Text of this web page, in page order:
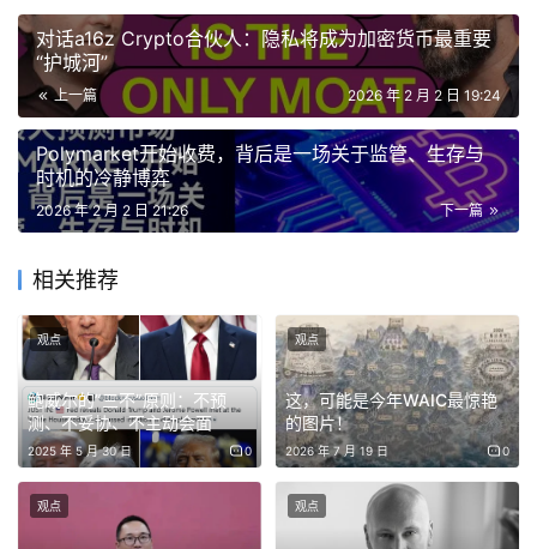
而禁止人类入内的产品设定迅速聚集了吃瓜群众。一方面，
人类好奇AI在脱离人类干预后会产生怎样的社会形态；另一
方面，这种AI创作的“镜中故事”，也让Moltbook成为了一
场极具观赏性的社会实验。
Moltbook创始人Matt Schlicht的背景也放大着市场关注
Messenger、SMS等渠道提供营销解决方案。同时，他也
是AI基金Theory Forge VC的联创，并在AI Agent领域有长
期的写作和研究积累。
在加密领域，Matt Schlicht也是一位连续创业者，曾推出
包括DeSci+AI项目Yesnoerror、比特币社交网络ZapChain
等项目。其中，Yesnoerror曾是Solana生态中热度较高的
对话a16z Crypto合伙人：隐私将成为加密货币最重要
“护城河”
上一篇 2026 年 2 月 2 日 19:24
Polymarket开始收费，背后是一场关于监管、生存与
时机的冷静博弈
下一篇
2026 年 2 月 2 日 21:26
相关推荐
鲍威尔的”三不”原则：不预
测、不妥协、不主动会面
2025 年 5 月 30 日 0
观点
这，可能是今年WAIC最惊艳
的图片！
2026 年 7 月 19 日 0
观点
观点 观点